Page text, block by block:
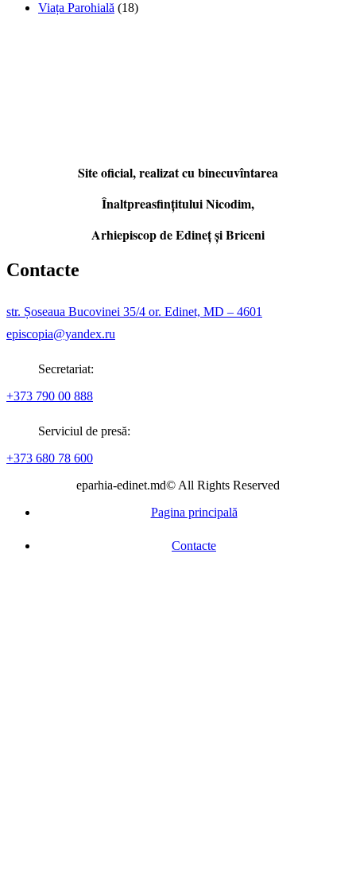
Viața Parohială (18)
Site oficial, realizat cu binecuvîntarea
Înaltpreasfințitului Nicodim,
Arhiepiscop de Edineţ şi Briceni
Contacte
str. Șoseaua Bucovinei 35/4 or. Edinet, MD – 4601
episcopia@yandex.ru
Secretariat:
+373 790 00 888
Serviciul de presă:
+373 680 78 600
eparhia-edinet.md© All Rights Reserved
Pagina principală
Contacte